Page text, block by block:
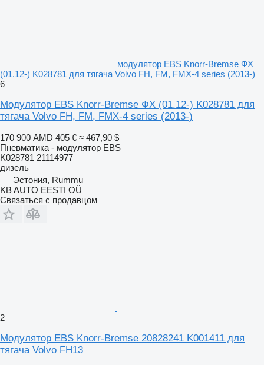
модулятор EBS Knorr-Bremse ФХ
(01.12-) K028781 для тягача Volvo FH, FM, FMX-4 series (2013-)
6
Модулятор EBS Knorr-Bremse ФХ (01.12-) K028781 для
тягача Volvo FH, FM, FMX-4 series (2013-)
170 900 AMD 405 € ≈ 467,90 $
Пневматика - модулятор EBS
K028781 21114977
дизель
Эстония, Rummu
KB AUTO EESTI OÜ
Связаться с продавцом
2
Модулятор EBS Knorr-Bremse 20828241 K001411 для
тягача Volvo FH13